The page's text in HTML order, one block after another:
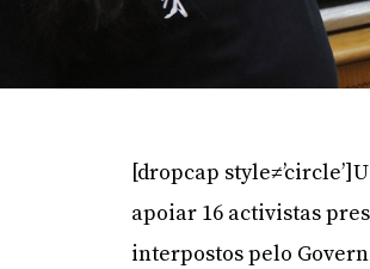
[dropcap
apoiar 16 activistas
interpostos pelo